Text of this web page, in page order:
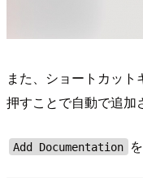
また、ショートカット
押すことで自動で追加
Add Documentation